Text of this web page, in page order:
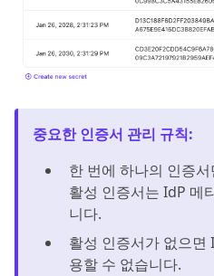
중요한 인증서 관리 규칙:
한 번에 하나의 인증
활성 인증서는 IdP 메
니다.
활성 인증서가 없으면
용할 수 없습니다.